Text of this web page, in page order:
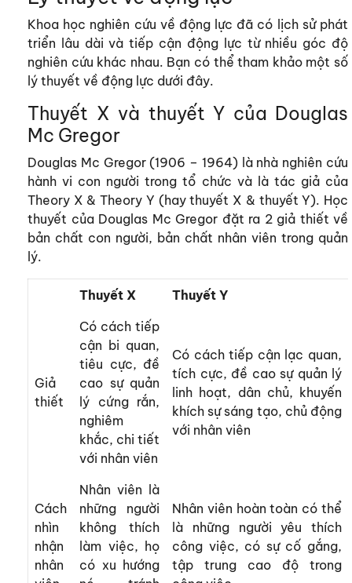
Khoa học nghiên cứu về động lực đã có lịch sử phát
triển lâu dài và tiếp cận động lực từ nhiều góc độ
nghiên cứu khác nhau. Bạn có thể tham khảo một số
lý thuyết về động lực dưới đây.
Thuyết X và thuyết Y của Douglas
Mc Gregor
Douglas Mc Gregor (1906 – 1964) là nhà nghiên cứu
hành vi con người trong tổ chức và là tác giả của
Theory X & Theory Y (hay thuyết X & thuyết Y). Học
thuyết của Douglas Mc Gregor đặt ra 2 giả thiết về
bản chất con người, bản chất nhân viên trong quản
lý.
Thuyết X Thuyết Y
Giả
thiết
Có cách tiếp
cận bi quan,
tiêu cực, đề
cao sự quản
lý cứng rắn,
nghiêm
khắc, chi tiết
với nhân viên
Có cách tiếp cận lạc quan,
tích cực, đề cao sự quản lý
linh hoạt, dân chủ, khuyến
khích sự sáng tạo, chủ động
với nhân viên
Cách
nhìn
nhận
nhân
Nhân viên là
những người
không thích
làm việc, họ
có xu hướng
Nhân viên hoàn toàn có thể
là những người yêu thích
công việc, có sự cố gắng,
tập trung cao độ trong